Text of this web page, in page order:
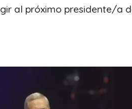
al próximo presidente/a